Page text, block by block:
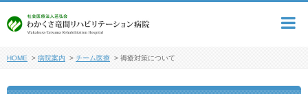
HOME > 病院案内 > チーム医療 > 褥瘡対策について